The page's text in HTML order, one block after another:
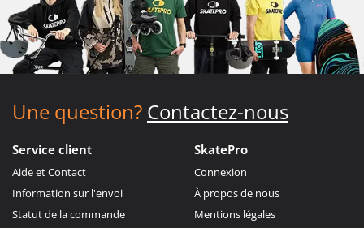
Une question? Contactez-nous
Service client
Aide et Contact
Information sur l'envoi
Statut de la commande
SkatePro
Connexion
À propos de nous
Mentions légales